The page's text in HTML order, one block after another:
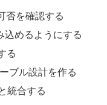
否を確認する
込めるようにする
る
ブル設計を作る
統合する